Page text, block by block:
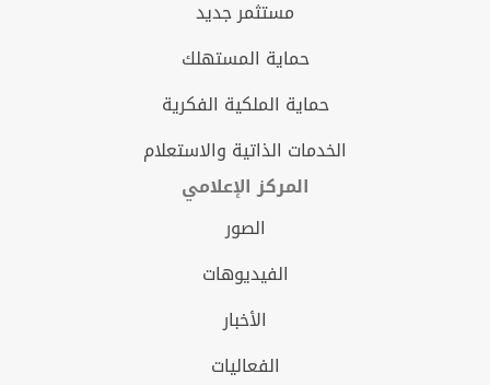
مستثمر جديد
حماية المستهلك
حماية الملكية الفكرية
الخدمات الذاتية والاستعلام
المركز الإعلامي
الصور
الفيديوهات
الأخبار
الفعاليات